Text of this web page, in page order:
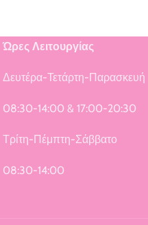
Ώρες Λειτουργίας
Δευτέρα-Τετάρτη-Παρασκευή
08:30-14:00 & 17:00-20:30
Τρίτη-Πέμπτη-Σάββατο
08:30-14:00